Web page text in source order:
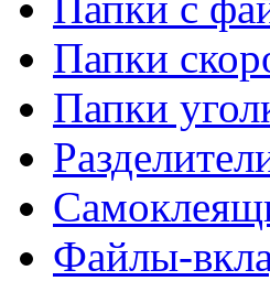
Папки
Папки
Файлы-